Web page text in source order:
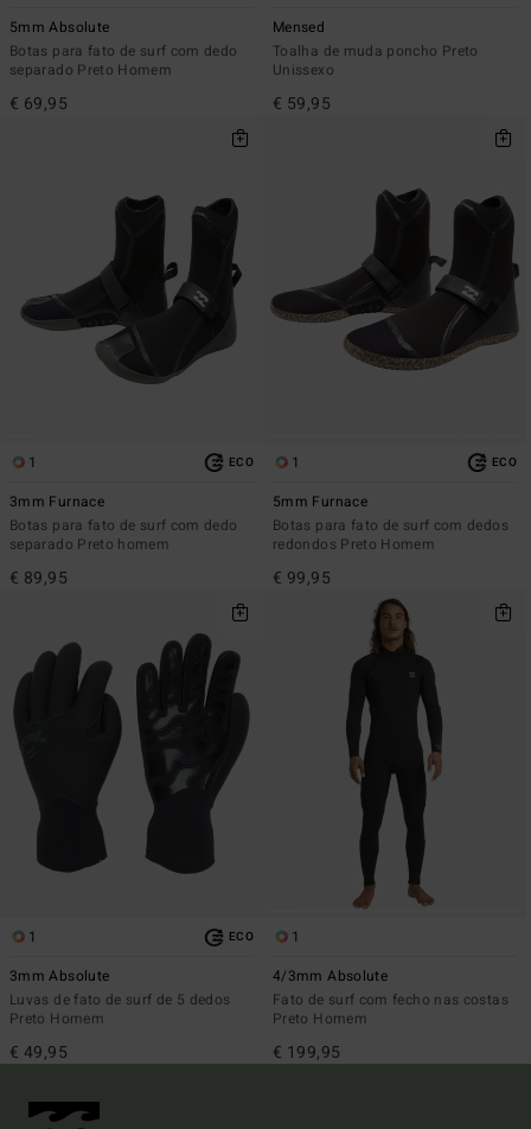
5mm Absolute
Botas para fato de surf com dedo
separado Preto Homem
€ 69,95
Mensed
Toalha de muda poncho Preto
Unissexo
€ 59,95
1 ECO
3mm Furnace
Botas para fato de surf com dedo
separado Preto homem
€ 89,95
1 ECO
5mm Furnace
Botas para fato de surf com dedos
redondos Preto Homem
€ 99,95
1 ECO
3mm Absolute
Luvas de fato de surf de 5 dedos
Preto Homem
€ 49,95
1
4/3mm Absolute
Fato de surf com fecho nas costas
Preto Homem
€ 199,95